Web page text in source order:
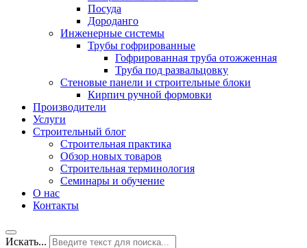
Посуда
Дороданго
Инженерные системы
Трубы гофрированные
Гофрированная труба отожженная
Труба под развальцовку
Стеновые панели и строительные блоки
Кирпич ручной формовки
Производители
Услуги
Строительный блог
Строительная практика
Обзор новых товаров
Строительная терминология
Семинары и обучение
О нас
Контакты
Искать...